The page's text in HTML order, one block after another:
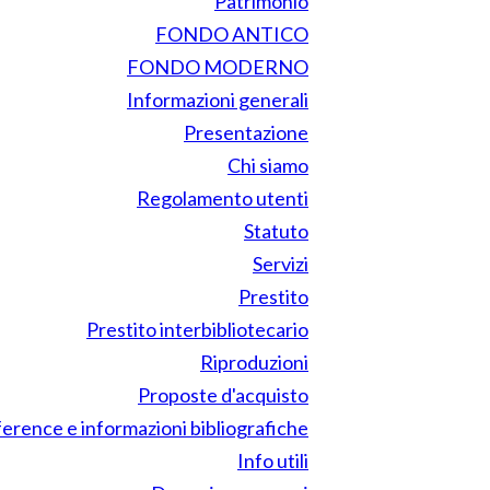
FONDO ANTICO
FONDO MODERNO
Informazioni generali
Presentazione
Chi siamo
Regolamento utenti
Statuto
Servizi
Prestito
Prestito interbibliotecario
Riproduzioni
Proposte d'acquisto
e informazioni bibliografiche
Info utili